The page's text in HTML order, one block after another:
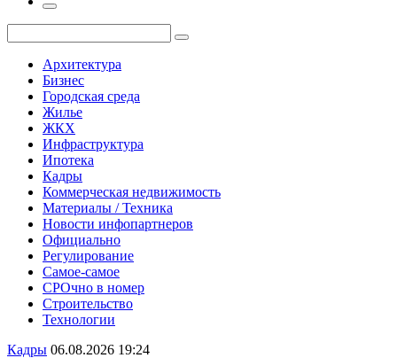
Архитектура
Бизнес
Городская среда
Жилье
ЖКХ
Инфраструктура
Ипотека
Кадры
Коммерческая недвижимость
Материалы / Техника
Новости инфопартнеров
Официально
Регулирование
Самое-самое
СРОчно в номер
Строительство
Технологии
Кадры 06.08.2026 19:24